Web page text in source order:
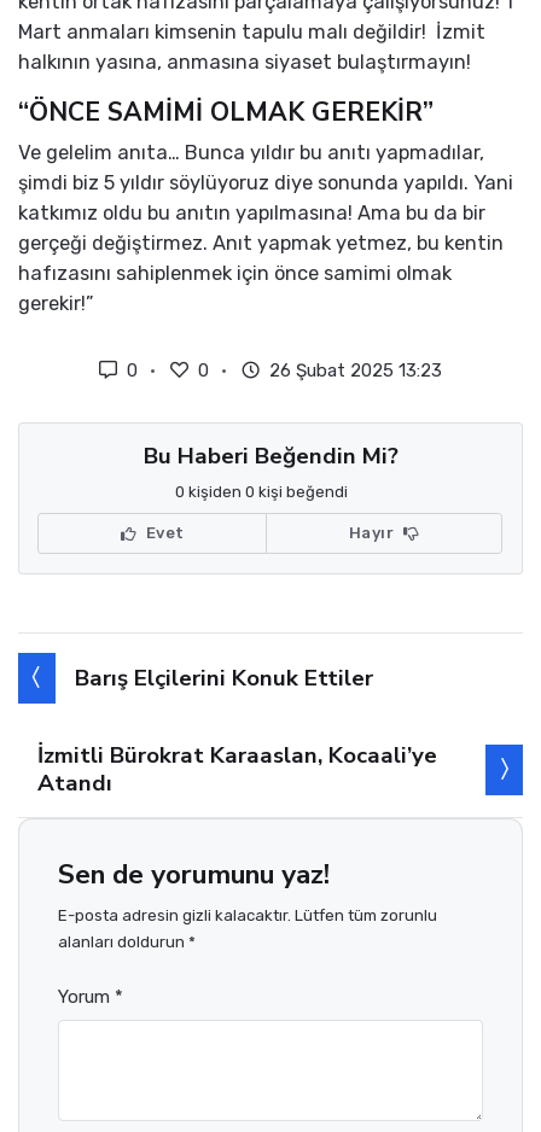
Mart anmaları kimsenin tapulu malı değildir! İzmit
halkının yasına, anmasına siyaset bulaştırmayın!
“ÖNCE SAMİMİ OLMAK GEREKİR”
Ve gelelim anıta… Bunca yıldır bu anıtı yapmadılar,
şimdi biz 5 yıldır söylüyoruz diye sonunda yapıldı. Yani
katkımız oldu bu anıtın yapılmasına! Ama bu da bir
gerçeği değiştirmez. Anıt yapmak yetmez, bu kentin
hafızasını sahiplenmek için önce samimi olmak
gerekir!”
0 0 26 Şubat 2025 13:23
Bu Haberi Beğendin Mi?
0 kişiden 0 kişi beğendi
Evet Hayır
Barış Elçilerini Konuk Ettiler
İzmitli Bürokrat Karaaslan, Kocaali’ye
Atandı
Sen de yorumunu yaz!
E-posta adresin gizli kalacaktır. Lütfen tüm zorunlu
alanları doldurun *
Yorum *